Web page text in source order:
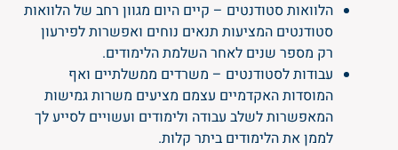
הלוואות סטודנטים – קיים היום מגוון רחב של הלוואות
סטודנטים המציעות תנאים נוחים ואפשרות לפירעון
רק מספר שנים לאחר השלמת הלימודים.
עבודות לסטודנטים – משרדים ממשלתיים ואף
המוסדות האקדמיים עצמם מציעים משרות גמישות
המאפשרות לשלב עבודה ולימודים ועשויים לסייע לך
לממן את הלימודים ביתר קלות.